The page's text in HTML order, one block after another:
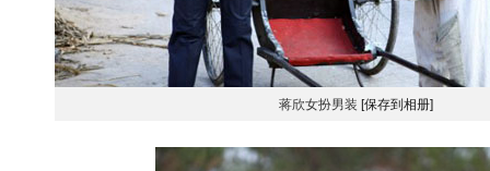
蒋欣女扮男装 [保存到相册]